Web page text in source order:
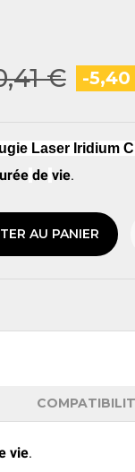
€ -
Laser Iridium
de vie.
AU PANIER
vie.